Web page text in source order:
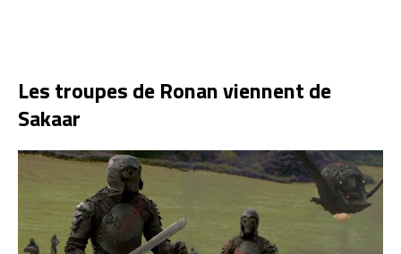
Les troupes de Ronan viennent de
Sakaar